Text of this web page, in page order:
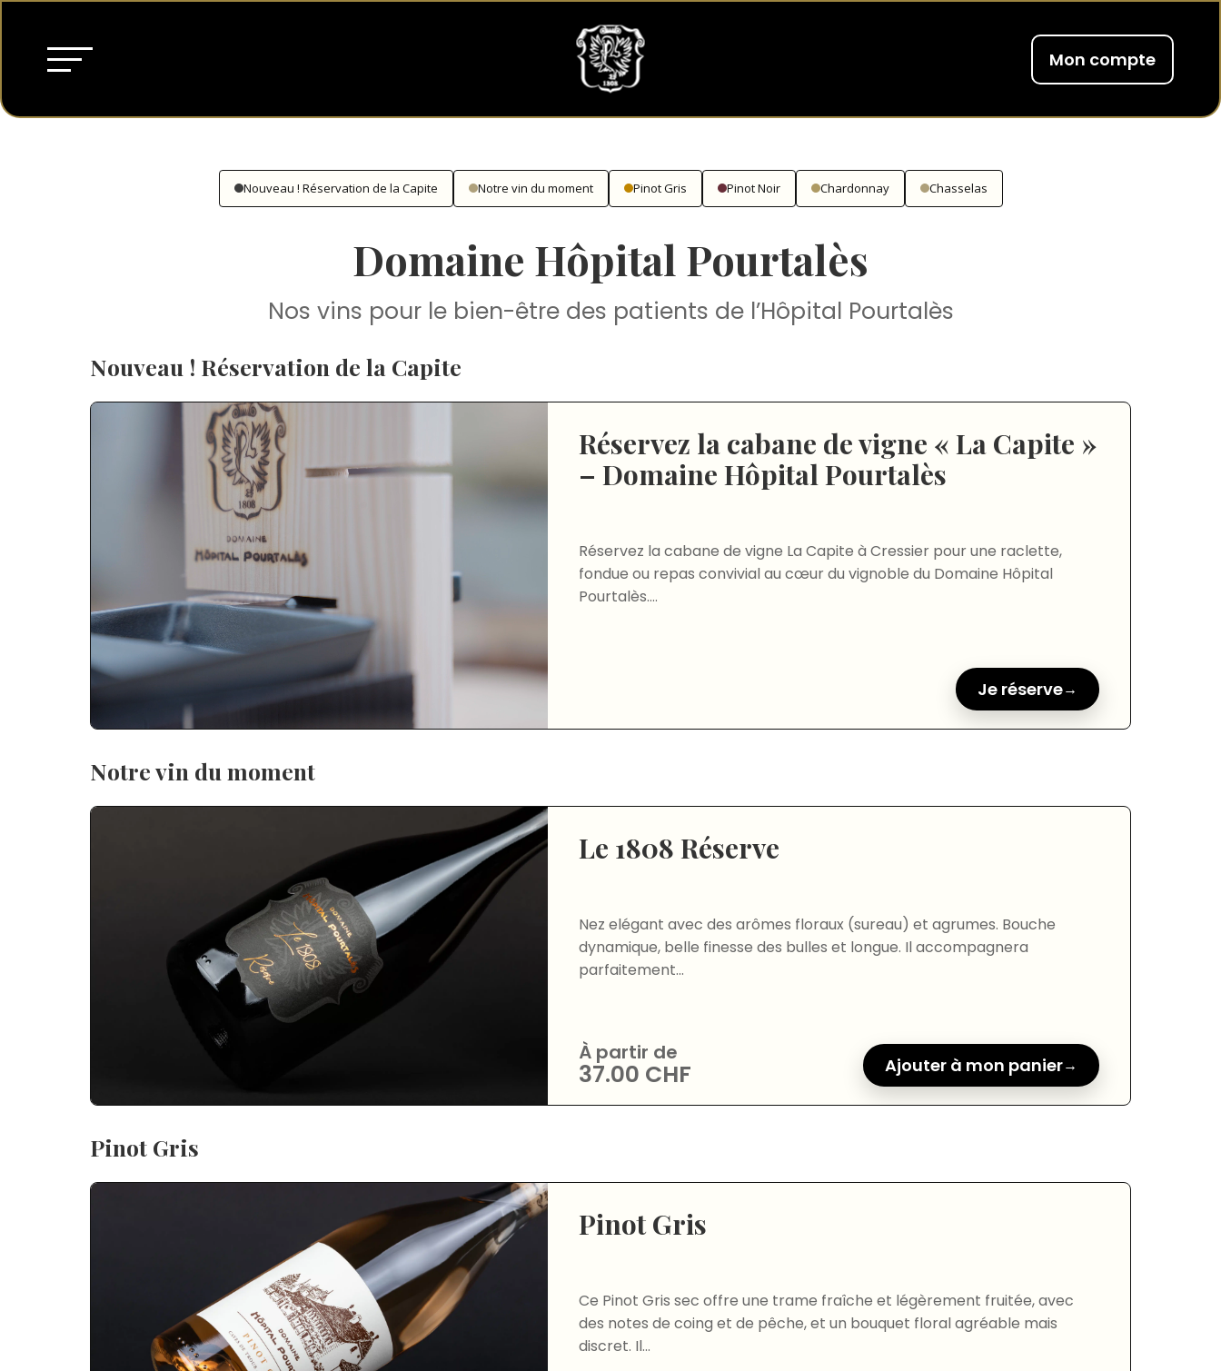
Mon compte
Nouveau ! Réservation de la Capite Notre vin du moment Pinot Gris Pinot Noir Chardonnay Chasselas
Domaine Hôpital Pourtalès
Nos vins pour le bien-être des patients de l’Hôpital Pourtalès
Nouveau ! Réservation de la Capite
Réservez la cabane de vigne « La Capite »
– Domaine Hôpital Pourtalès
Réservez la cabane de vigne La Capite à Cressier pour une raclette,
fondue ou repas convivial au cœur du vignoble du Domaine Hôpital
Pourtalès....
Je réserve
Notre vin du moment
Le 1808 Réserve
Nez elégant avec des arômes floraux (sureau) et agrumes. Bouche
dynamique, belle finesse des bulles et longue. Il accompagnera
parfaitement...
À partir de
37.00 CHF Ajouter à mon panier
Pinot Gris
Pinot Gris
Ce Pinot Gris sec offre une trame fraîche et légèrement fruitée, avec
des notes de coing et de pêche, et un bouquet floral agréable mais
discret. Il...